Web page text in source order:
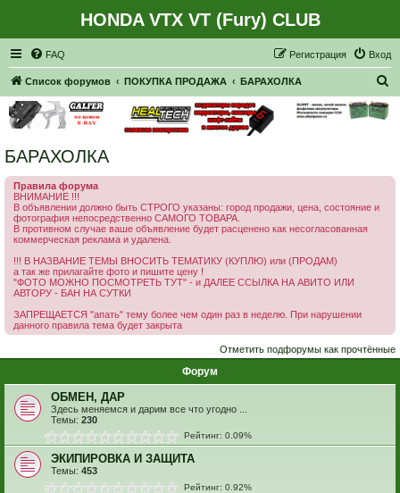
HONDA VTX VT (Fury) CLUB
FAQ Вход
Регистрация
Список форумов ПОКУПКА ПРОДАЖА БАРАХОЛКА
БАРАХОЛКА
Правила форума
ВНИМАНИЕ !!!
В объявлении должно быть СТРОГО указаны: город продажи, цена, состояние и
фотография непосредственно САМОГО ТОВАРА.
В противном случае ваше объявление будет расценено как несогласованная
коммерческая реклама и удалена.
!!! В НАЗВАНИЕ ТЕМЫ ВНОСИТЬ ТЕМАТИКУ (КУПЛЮ) или (ПРОДАМ)
а так же прилагайте фото и пишите цену !
"ФОТО МОЖНО ПОСМОТРЕТЬ ТУТ" - и ДАЛЕЕ ССЫЛКА НА АВИТО ИЛИ
АВТОРУ - БАН НА СУТКИ
ЗАПРЕЩАЕТСЯ "апать" тему более чем один раз в неделю. При нарушении
данного правила тема будет закрыта
Отметить подфорумы как прочтённые
Форум
ОБМЕН, ДАР
Здесь меняемся и дарим все что угодно ...
Темы: 230
Рейтинг: 0.09%
ЭКИПИРОВКА И ЗАЩИТА
Темы: 453
Рейтинг: 0.92%